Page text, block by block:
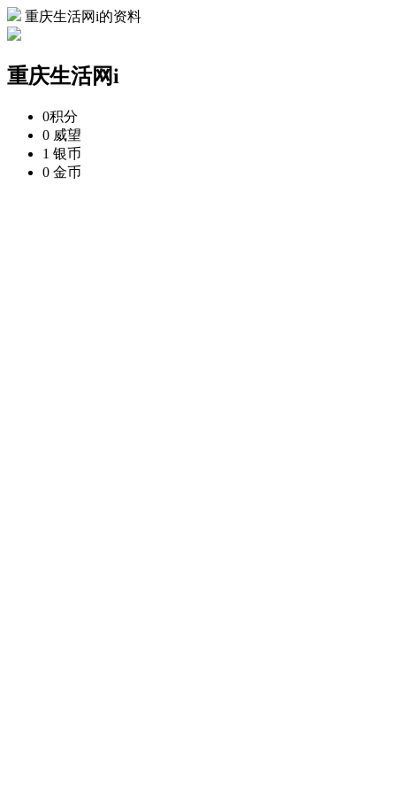
重庆生活网i的资料
重庆生活网i
0积分
0 威望
1 银币
0 金币